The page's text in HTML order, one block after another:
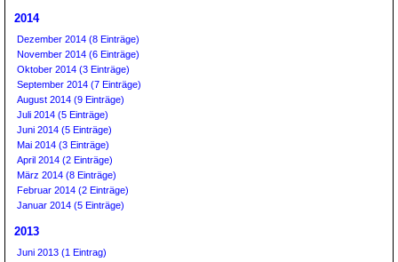
2014
Dezember 2014 (8 Einträge)
November 2014 (6 Einträge)
Oktober 2014 (3 Einträge)
September 2014 (7 Einträge)
August 2014 (9 Einträge)
Juli 2014 (5 Einträge)
Juni 2014 (5 Einträge)
Mai 2014 (3 Einträge)
April 2014 (2 Einträge)
März 2014 (8 Einträge)
Februar 2014 (2 Einträge)
Januar 2014 (5 Einträge)
2013
Juni 2013 (1 Eintrag)